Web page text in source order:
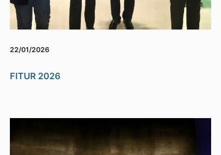
22/01/2026
FITUR 2026